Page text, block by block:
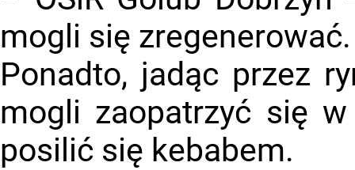
mogli się zregenerować.
Ponadto, jadąc przez
mogli zaopatrzyć się
posilić się kebabem.